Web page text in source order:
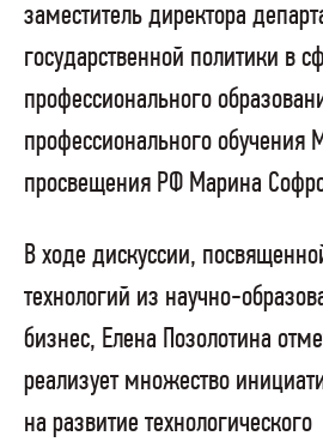
заместитель директора
государственной политики в
профессионального
профессионального обучения
просвещения РФ Марина
В ходе дискуссии,
технологий из научно-
бизнес, Елена Позолотина
реализует множество
на развитие технологического